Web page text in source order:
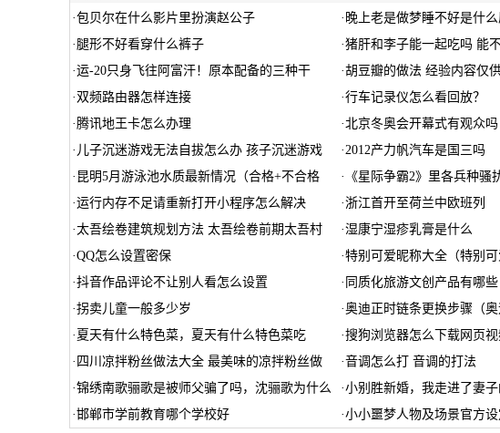
·包贝尔在什么影片里扮演赵公子 · 晚上老是做梦睡不好是什么
·腿形不好看穿什么裤子 ·猪肝和李子能一起吃吗 能
·运-20只身飞往阿富汗！原本配备的三种干 ·胡豆瓣的做法 经验内容仅
· 双频路由器怎样连接 ·行车记录仪怎么看回放？
·腾讯地王卡怎么办理 ·北京冬奥会开幕式有观众吗
· 儿子沉迷游戏无法自拔怎么办 孩子沉迷游戏 ·2012产力帆汽车是国三吗
· 昆明5月游泳池水质最新情况（合格+不合格 · 《星际争霸2》里各兵种骚
·运行内存不足请重新打开小程序怎么解决 ·浙江首开至荷兰中欧班列
·太吾绘卷建筑规划方法 太吾绘卷前期太吾村 ·湿康宁湿疹乳膏是什么
·QQ怎么设置密保 ·特别可爱昵称大全（特别可
·抖音作品评论不让别人看怎么设置 · 同质化旅游文创产品有哪些
·拐卖儿童一般多少岁 ·奥迪正时链条更换步骤（
· 夏天有什么特色菜，夏天有什么特色菜吃 ·搜狗浏览器怎么下载网页视
· 四川凉拌粉丝做法大全 最美味的凉拌粉丝做 ·音调怎么打 音调的打法
·锦绣南歌骊歌是被师父骗了吗，沈骊歌为什么 ·小别胜新婚，我走进了妻
·邯郸市学前教育哪个学校好 ·小小噩梦人物及场景官方